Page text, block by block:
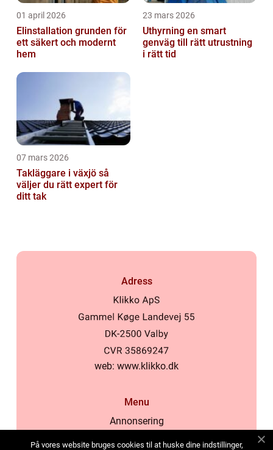
01 april 2026
Elinstallation grunden för
ett säkert och modernt
hem
23 mars 2026
Uthyrning en smart
genväg till rätt utrustning
i rätt tid
07 mars 2026
Takläggare i växjö så
väljer du rätt expert för
ditt tak
Adress
web: www.klikko.dk
Menu
Annonsering
På vores website bruges cookies til at huske dine indstillinger,